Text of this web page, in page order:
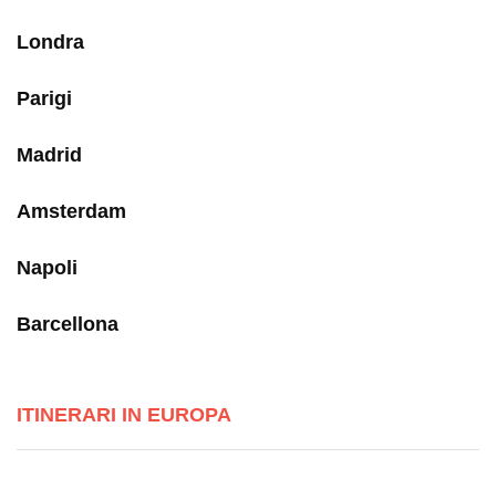
Londra
Parigi
Madrid
Amsterdam
Napoli
Barcellona
ITINERARI IN EUROPA